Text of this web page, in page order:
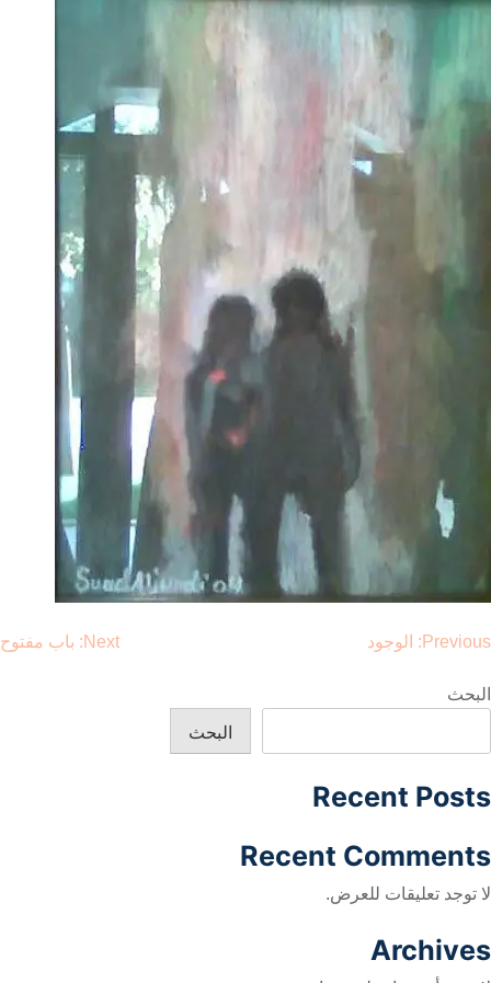
تصفّح
المقالات
Previous: الوجود Next: باب مفتوح
البحث
البحث
Recent Posts
Recent Comments
لا توجد تعليقات للعرض.
Archives